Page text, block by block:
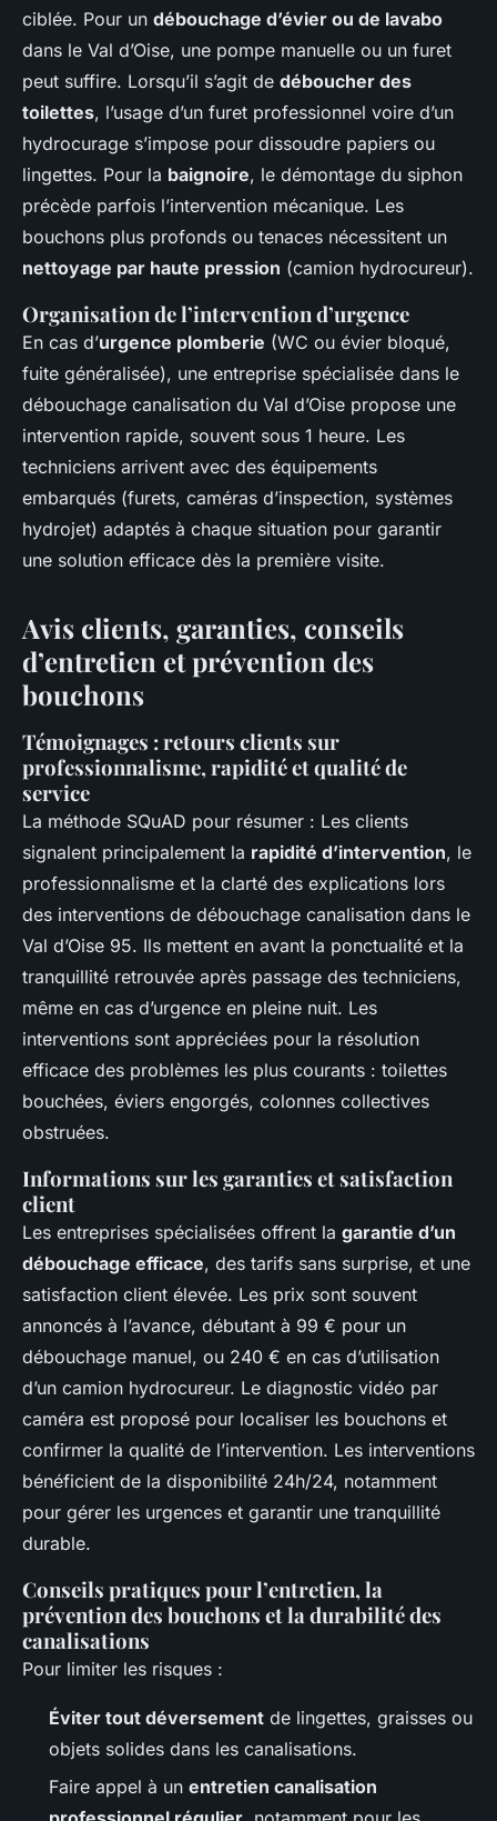
ciblée. Pour un débouchage d’évier ou de lavabo
dans le Val d’Oise, une pompe manuelle ou un furet
peut suffire. Lorsqu’il s’agit de déboucher des
toilettes, l’usage d’un furet professionnel voire d’un
hydrocurage s’impose pour dissoudre papiers ou
lingettes. Pour la baignoire, le démontage du siphon
précède parfois l’intervention mécanique. Les
bouchons plus profonds ou tenaces nécessitent un
nettoyage par haute pression (camion hydrocureur).
Organisation de l’intervention d’urgence
En cas d’urgence plomberie (WC ou évier bloqué,
fuite généralisée), une entreprise spécialisée dans le
débouchage canalisation du Val d’Oise propose une
intervention rapide, souvent sous 1 heure. Les
techniciens arrivent avec des équipements
embarqués (furets, caméras d’inspection, systèmes
hydrojet) adaptés à chaque situation pour garantir
une solution efficace dès la première visite.
Avis clients, garanties, conseils
d’entretien et prévention des
bouchons
Témoignages : retours clients sur
professionnalisme, rapidité et qualité de
service
La méthode SQuAD pour résumer : Les clients
signalent principalement la rapidité d’intervention, le
professionnalisme et la clarté des explications lors
des interventions de débouchage canalisation dans le
Val d’Oise 95. Ils mettent en avant la ponctualité et la
tranquillité retrouvée après passage des techniciens,
même en cas d’urgence en pleine nuit. Les
interventions sont appréciées pour la résolution
efficace des problèmes les plus courants : toilettes
bouchées, éviers engorgés, colonnes collectives
obstruées.
Informations sur les garanties et satisfaction
client
Les entreprises spécialisées offrent la garantie d’un
débouchage efficace, des tarifs sans surprise, et une
satisfaction client élevée. Les prix sont souvent
annoncés à l’avance, débutant à 99 € pour un
débouchage manuel, ou 240 € en cas d’utilisation
d’un camion hydrocureur. Le diagnostic vidéo par
caméra est proposé pour localiser les bouchons et
confirmer la qualité de l’intervention. Les interventions
bénéficient de la disponibilité 24h/24, notamment
pour gérer les urgences et garantir une tranquillité
durable.
Conseils pratiques pour l’entretien, la
prévention des bouchons et la durabilité des
canalisations
Pour limiter les risques :
Éviter tout déversement de lingettes, graisses ou
objets solides dans les canalisations.
Faire appel à un entretien canalisation